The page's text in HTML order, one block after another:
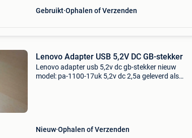
Gebruikt Ophalen of Verzenden
Lenovo Adapter USB 5,2V DC GB-stekker
Lenovo adapter usb 5,2v dc gb-stekker nieuw
model: pa-1100-17uk 5,2v dc 2,5a geleverd als
Nieuw Ophalen of Verzenden